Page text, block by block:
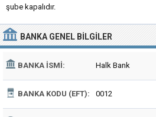
şube kapalıdır.
BANKA GENEL BILGILER
BANKA İSMI: Halk Bank
BANKA KODU (EFT): 0012